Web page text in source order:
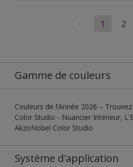
1 2
Gamme de couleurs
Couleurs de l’Année 2026 –
Color Studio - Nuancier Intérieur,
AkzoNobel Color Studio
Système d'application